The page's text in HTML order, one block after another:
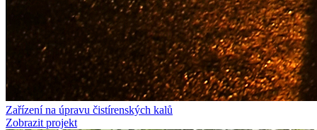
Zařízení na úpravu čistírenských kalů
Zobrazit projekt